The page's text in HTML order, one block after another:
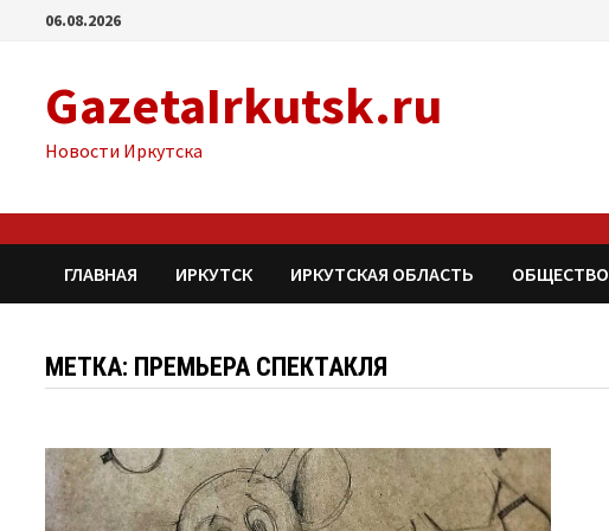
Перейти06.08.2026
GazetaIrkutsk.ru
Новости Иркутска
ГЛАВНАЯ ИРКУТСК ИРКУТСКАЯ ОБЛАСТЬ ОБЩЕСТВО
МЕТКА: ПРЕМЬЕРА СПЕКТАКЛЯ